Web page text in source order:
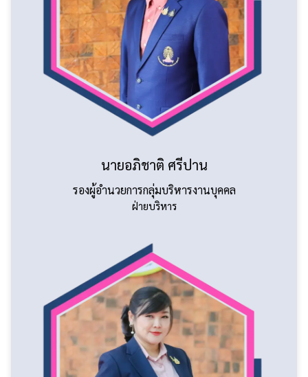
นายอภิชาติ ศรีปาน
รองผู้อำนวยการกลุ่มบริหารงานบุคคล
ฝ่ายบริหาร